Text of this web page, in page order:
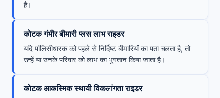
है।
कोटक गंभीर बीमारी प्लस लाभ राइडर
यदि पॉलिसीधारक को पहले से निर्दिष्ट बीमारियों का पता चलता है, तो
उन्हें या उनके परिवार को लाभ का भुगतान किया जाता है।
कोटक आकस्मिक स्थायी विकलांगता राइडर